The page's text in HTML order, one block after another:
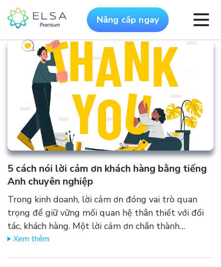
Nâng cấp ngay
5 cách nói lời cảm ơn khách hàng bằng tiếng
Anh chuyên nghiệp
Trong kinh doanh, lời cảm ơn đóng vai trò quan
trọng để giữ vững mối quan hệ thân thiết với đối
tác, khách hàng. Một lời cảm ơn chân thành…
Xem thêm